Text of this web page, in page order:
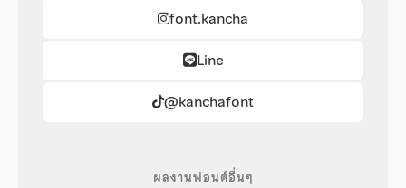
font.kancha
Line
@kanchafont
ผลงานฟอนต์อื่นๆ